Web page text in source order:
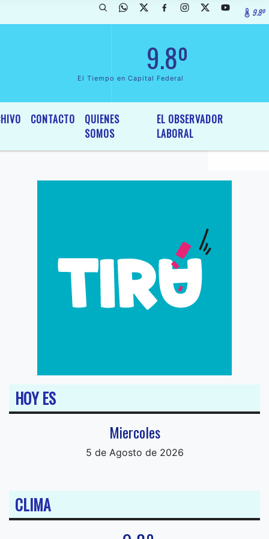
de InterÃ©s General y Legislativo, por Ordenanza NÂº 6236/19 del
9.8º
9.8º
El Tiempo en Capital Federal
CONTACTO
QUIENES
SOMOS
EL OBSERVADOR
LABORAL
HOY ES
Miercoles
5 de Agosto de 2026
CLIMA